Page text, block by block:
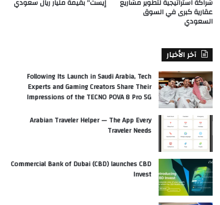
شراكة استراتيجية لتطوير مشاريع
عقارية كبرى في السوق
السعودي
إيست” بقيمة مليار ريال سعودي
آخر الأخبار
Following Its Launch in Saudi Arabia, Tech
Experts and Gaming Creators Share Their
Impressions of the TECNO POVA 8 Pro 5G
Arabian Traveler Helper — The App Every
Traveler Needs
Commercial Bank of Dubai (CBD) launches CBD
Invest